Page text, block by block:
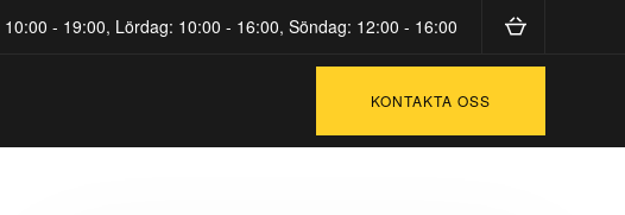
- 19:00, Lördag: 10:00 - 16:00, Söndag: 12:00 - 16:00
KONTAKTA OSS